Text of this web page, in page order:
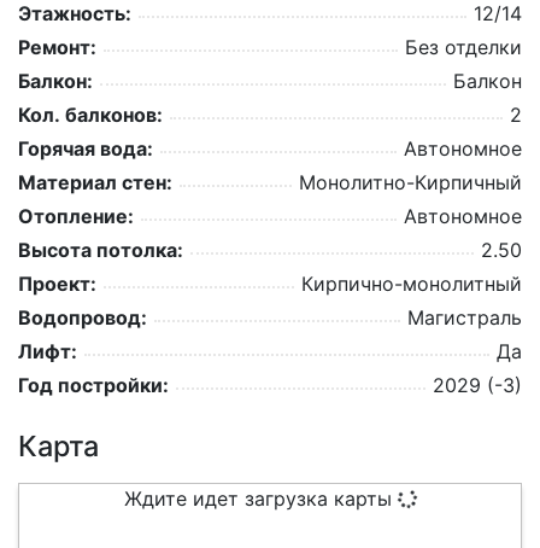
Этажность:
12/14
Ремонт:
Без отделки
Балкон:
Балкон
Кол. балконов:
2
Горячая вода:
Автономное
Материал стен:
Монолитно-Кирпичный
Отопление:
Автономное
Высота потолка:
2.50
Проект:
Кирпично-монолитный
Водопровод:
Магистраль
Лифт:
Да
Год постройки:
2029 (-3)
Карта
Ждите идет загрузка карты